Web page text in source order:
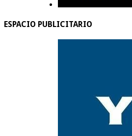
ESPACIO PUBLICITARIO